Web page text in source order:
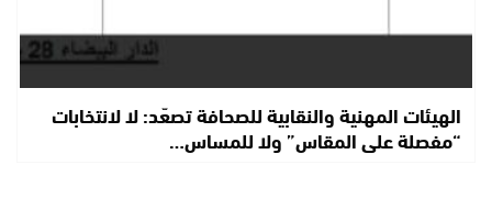
الهيئات المهنية والنقابية للصحافة تصعّد: لا لانتخابات
“مفصلة على المقاس” ولا للمساس…